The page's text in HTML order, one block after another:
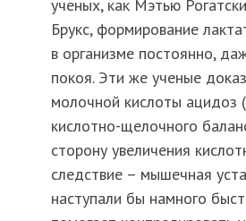
ученых, как Мэтью
Брукс, формирование
в организме постоянно,
покоя. Эти же ученые
молочной кислоты ацидоз
кислотно-щелочного
сторону увеличения
следствие – мышечная
наступали бы намного